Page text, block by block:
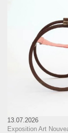
13.07.2026
Exposition Art